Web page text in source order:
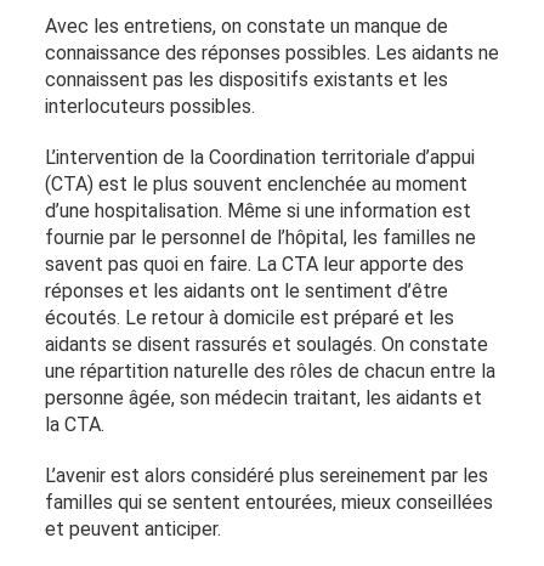
Avec les entretiens, on constate un manque de
connaissance des réponses possibles. Les aidants ne
connaissent pas les dispositifs existants et les
interlocuteurs possibles.
L’intervention de la Coordination territoriale d’appui
(CTA) est le plus souvent enclenchée au moment
d’une hospitalisation. Même si une information est
fournie par le personnel de l’hôpital, les familles ne
savent pas quoi en faire. La CTA leur apporte des
réponses et les aidants ont le sentiment d’être
écoutés. Le retour à domicile est préparé et les
aidants se disent rassurés et soulagés. On constate
une répartition naturelle des rôles de chacun entre la
personne âgée, son médecin traitant, les aidants et
la CTA.
L’avenir est alors considéré plus sereinement par les
familles qui se sentent entourées, mieux conseillées
et peuvent anticiper.